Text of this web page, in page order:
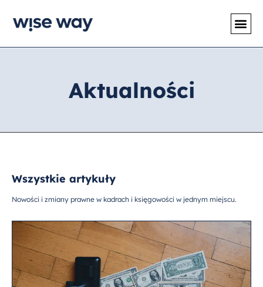
Aktualności
Wszystkie artykuły
Nowości i zmiany prawne w kadrach i księgowości w jednym miejscu.